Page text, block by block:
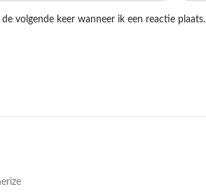
volgende keer wanneer ik een reactie plaats.